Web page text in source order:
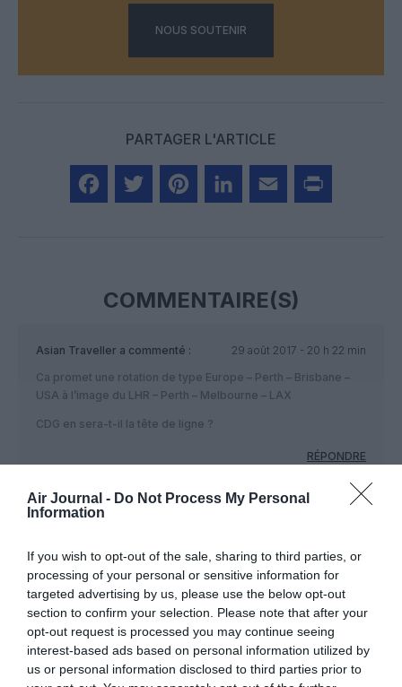
Air Journal - Do Not Process My Personal
Information
If you wish to opt-out of the sale, sharing to third parties, or
processing of your personal or sensitive information for
targeted advertising by us, please use the below opt-out
section to confirm your selection. Please note that after your
opt-out request is processed you may continue seeing
interest-based ads based on personal information utilized by
us or personal information disclosed to third parties prior to
NOUS SOUTENIR
PARTAGER L'ARTICLE
COMMENTAIRE(S)
Asian Traveller a commenté :
29 août 2017 - 20 h 22 min
Ca promet une rotation de type Europe – Perth – Brisbane –
USA à l’image du LHR – Perth – Melbourne – LAX
CDG en sera-t-il la tête de ligne ?
RÉPONDRE
Perplexe
Oui c’est la plus problable prochaine destination en
Europe :
http://www.perthnow.com.au/news/western-
australia/nonstop-perth-to-paris-qantas-flights-
departing-soon/news-
story/a91bc8844f5481079ddb42d7f59a7a13